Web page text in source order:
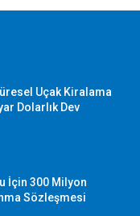
Uçak Kiralama
Dolarlık Dev
İçin 300 Milyon
Sözleşmesi